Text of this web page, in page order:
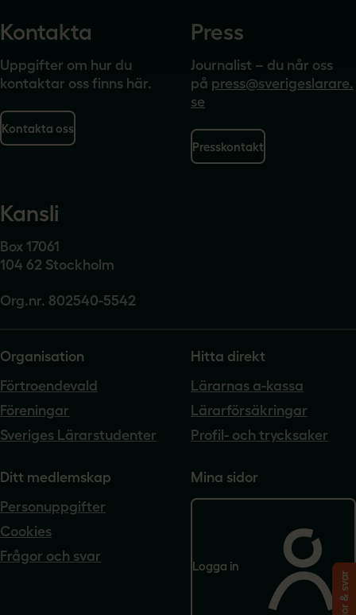
Kontakta
Uppgifter om hur du
kontaktar oss finns här.
Kontakta oss
Press
Journalist – du når oss
på press@sverigeslarare.
se
Presskontakt
Kansli
Box 17061
104 62 Stockholm
Org.nr. 802540-5542
Organisation
Förtroendevald
Föreningar
Sveriges Lärarstudenter
Hitta direkt
Lärarnas a-kassa
Lärarförsäkringar
Profil- och trycksaker
Ditt medlemskap
Personuppgifter
Cookies
Frågor och svar
Mina sidor
Logga in